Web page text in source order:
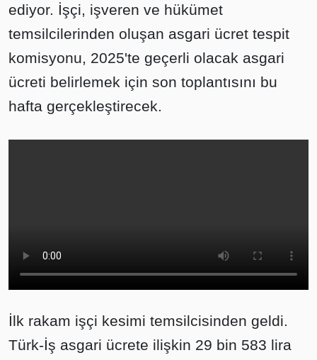
ediyor. İşçi, işveren ve hükümet
temsilcilerinden oluşan asgari ücret tespit
komisyonu, 2025'te geçerli olacak asgari
ücreti belirlemek için son toplantısını bu
hafta gerçekleştirecek.
İlk rakam işçi kesimi temsilcisinden geldi.
Türk-İş asgari ücrete ilişkin 29 bin 583 lira